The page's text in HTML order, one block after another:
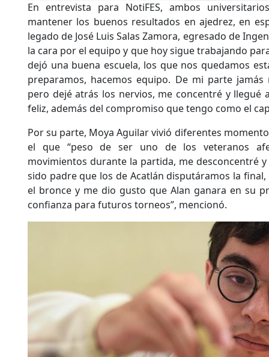
En entrevista para NotiFES, ambos
mantener los buenos resultados en ajedrez, en
legado de José Luis Salas Zamora, egresado de
la cara por el equipo y que hoy sigue trabajando
dejó una buena escuela, los que nos quedamos
preparamos, hacemos equipo. De mi parte
pero dejé atrás los nervios, me concentré y llegué
feliz, además del compromiso que tengo como el
Por su parte, Moya Aguilar vivió diferentes
el que “peso de ser uno de los veteranos
movimientos durante la partida, me desconcentré
sido padre que los de Acatlán disputáramos la
el bronce y me dio gusto que Alan ganara en su
confianza para futuros torneos”, mencionó.